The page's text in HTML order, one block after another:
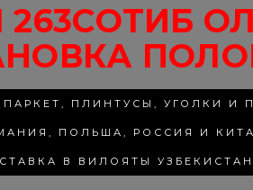
ПАРКЕТ, ПЛИНТУСЫ, УГОЛКИ И
ПОЛЬША, РОССИЯ И
В ВИЛОЯТЫ